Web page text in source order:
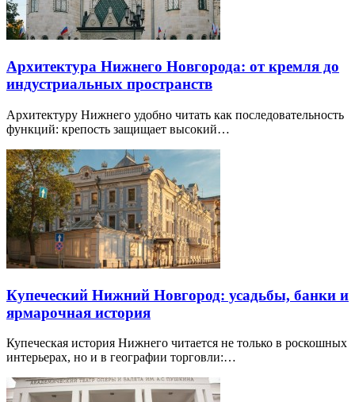
Архитектура Нижнего Новгорода: от кремля до
индустриальных пространств
Архитектуру Нижнего удобно читать как последовательность
функций: крепость защищает высокий…
Купеческий Нижний Новгород: усадьбы, банки и
ярмарочная история
Купеческая история Нижнего читается не только в роскошных
интерьерах, но и в географии торговли:…